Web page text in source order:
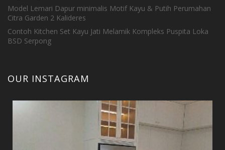
Model Lemari Dapur minimalis Motif Kayu & Putih Perumahan
Citra Garden 2 Kalideres
Contoh Kitchen Set Kayu Jati Melamik Kompleks Puspita Loka
BSD Serpong
OUR INSTAGRAM